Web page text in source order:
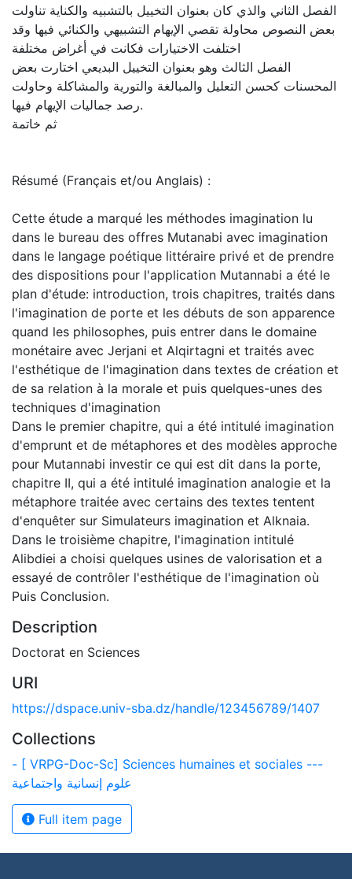
الفصل الثاني والذي كان بعنوان التخييل بالتشبيه والكناية تناولت
بعض النصوص محاولة تقصي الإيهام التشبيهي والكنائي فيها وقد
اختلفت الاختيارات فكانت في أغراض مختلفة
الفصل الثالث وهو بعنوان التخييل البديعي اختارت بعض
المحسنات كحسن التعليل والمبالغة والتورية والمشاكلة وحاولت
رصد جماليات الإيهام فيها.
ثم خاتمة
Résumé (Français et/ou Anglais) :
Cette étude a marqué les méthodes imagination lu
dans le bureau des offres Mutanabi avec imagination
dans le langage poétique littéraire privé et de prendre
des dispositions pour l'application Mutannabi a été le
plan d'étude: introduction, trois chapitres, traités dans
l'imagination de porte et les débuts de son apparence
quand les philosophes, puis entrer dans le domaine
monétaire avec Jerjani et Alqirtagni et traités avec
l'esthétique de l'imagination dans textes de création et
de sa relation à la morale et puis quelques-unes des
techniques d'imagination
Dans le premier chapitre, qui a été intitulé imagination
d'emprunt et de métaphores et des modèles approche
pour Mutannabi investir ce qui est dit dans la porte,
chapitre II, qui a été intitulé imagination analogie et la
métaphore traitée avec certains des textes tentent
d'enquêter sur Simulateurs imagination et Alknaia.
Dans le troisième chapitre, l'imagination intitulé
Alibdiei a choisi quelques usines de valorisation et a
essayé de contrôler l'esthétique de l'imagination où
Puis Conclusion.
Description
Doctorat en Sciences
URI
https://dspace.univ-sba.dz/handle/123456789/1407
Collections
- [ VRPG-Doc-Sc] Sciences humaines et sociales ---
علوم إنسانية واجتماعية
Full item page